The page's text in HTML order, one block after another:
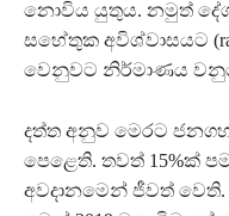
නොවිය යුතුය. නමුත්
සහේතුක අවිශ්වාසයට
වෙනුවට නිර්මාණය
දත්ත අනුව මෙරට
පෙළෙති. තවත් 15%ක්
අවදානමෙන් ජීවත්